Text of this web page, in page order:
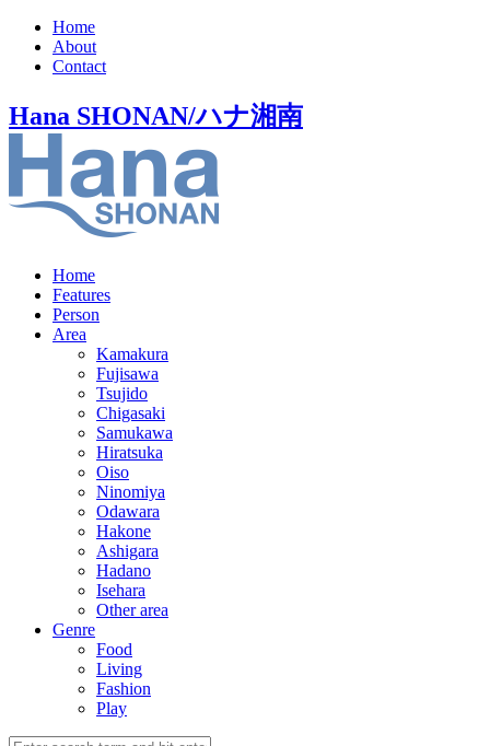
Home
About
Contact
Hana SHONAN/ハナ湘南
Home
Features
Person
Area
Kamakura
Fujisawa
Tsujido
Chigasaki
Samukawa
Hiratsuka
Oiso
Ninomiya
Odawara
Hakone
Ashigara
Hadano
Isehara
Other area
Genre
Food
Living
Fashion
Play